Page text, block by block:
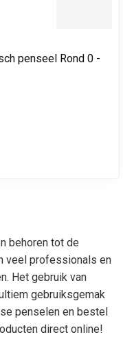
penseel Rond 0 -
behoren tot de
veel professionals en
Het gebruik van
gebruiksgemak
penselen en bestel
direct online!